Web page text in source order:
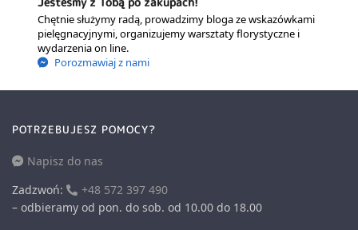
Chętnie służymy radą, prowadzimy bloga ze wskazówkami
pielęgnacyjnymi, organizujemy warsztaty florystyczne i
wydarzenia on line.
Porozmawiaj z nami
POTRZEBUJESZ POMOCY?
Napisz do nas
Zadzwoń:
+48 572 397 490
– odbieramy od pon. do sob. od 10.00 do 18.00